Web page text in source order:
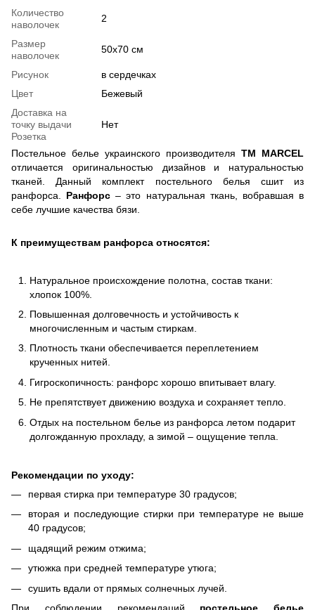
Количество
наволочек
2
Размер
наволочек
50х70 см
Рисунок
в сердечках
Цвет
Бежевый
Доставка на
точку выдачи
Розетка
Нет
Постельное белье украинского производителя TM MARCEL
отличается оригинальностью дизайнов и натуральностью
тканей. Данный комплект постельного белья сшит из
ранфорса. Ранфорс – это натуральная ткань, вобравшая в
себе лучшие качества бязи.
К преимуществам ранфорса относятся:
Натуральное происхождение полотна, состав ткани:
хлопок 100%.
Повышенная долговечность и устойчивость к
многочисленным и частым стиркам.
Плотность ткани обеспечивается переплетением
крученных нитей.
Гигроскопичность: ранфорс хорошо впитывает влагу.
Не препятствует движению воздуха и сохраняет тепло.
Отдых на постельном белье из ранфорса летом подарит
долгожданную прохладу, а зимой – ощущение тепла.
Рекомендации по уходу:
первая стирка при температуре 30 градусов;
вторая и последующие стирки при температуре не выше
40 градусов;
щадящий режим отжима;
утюжка при средней температуре утюга;
сушить вдали от прямых солнечных лучей.